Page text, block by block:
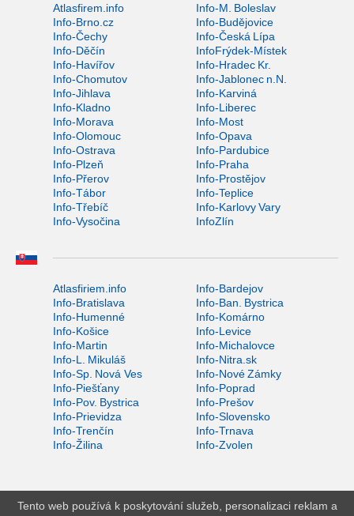
Atlasfirem.info
Info-M. Boleslav
Info-Brno.cz
Info-Budějovice
Info-Čechy
Info-Česká Lípa
Info-Děčín
InfoFrýdek-Místek
Info-Havířov
Info-Hradec Kr.
Info-Chomutov
Info-Jablonec n.N.
Info-Jihlava
Info-Karviná
Info-Kladno
Info-Liberec
Info-Morava
Info-Most
Info-Olomouc
Info-Opava
Info-Ostrava
Info-Pardubice
Info-Plzeň
Info-Praha
Info-Přerov
Info-Prostějov
Info-Tábor
Info-Teplice
Info-Třebíč
Info-Karlovy Vary
Info-Vysočina
InfoZlín
Atlasfiriem.info
Info-Bardejov
Info-Bratislava
Info-Ban. Bystrica
Info-Humenné
Info-Komárno
Info-Košice
Info-Levice
Info-Martin
Info-Michalovce
Info-L. Mikuláš
Info-Nitra.sk
Info-Sp. Nová Ves
Info-Nové Zámky
Info-Piešťany
Info-Poprad
Info-Pov. Bystrica
Info-Prešov
Info-Prievidza
Info-Slovensko
Info-Trenčín
Info-Trnava
Info-Žilina
Info-Zvolen
Tento web používá k poskytování služeb, personalizaci reklam a